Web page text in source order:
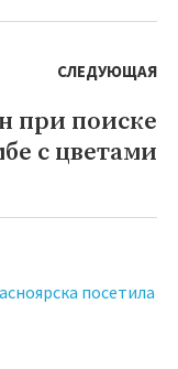
СЛЕДУЮЩАЯ
при поиске
с цветами
посетила